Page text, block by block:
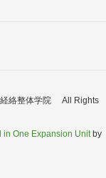
絡整体学院 All Rights
in One Expansion Unitby